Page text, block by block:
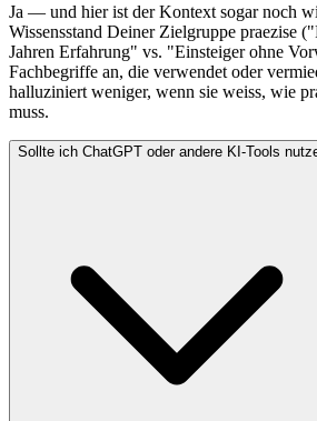
Ja — und hier ist der Kontext sogar noch
Wissensstand Deiner Zielgruppe praezise
Jahren Erfahrung" vs. "Einsteiger ohne
Fachbegriffe an, die verwendet oder
halluziniert weniger, wenn sie weiss, wie
muss.
Sollte ich ChatGPT oder andere KI-Tools